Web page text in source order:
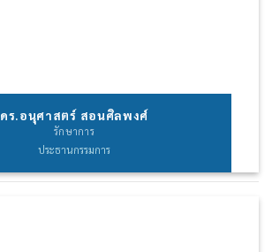
ดร.อนุศาสตร์ สอนศิลพงศ์
รักษาการ
ประธานกรรมการ